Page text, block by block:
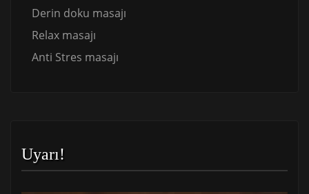
Derin doku masajı
Relax masajı
Anti Stres masajı
Uyarı!